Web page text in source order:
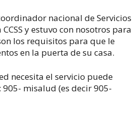
nacional de Servicios
y estuvo con nosotros para
los requisitos para que le
en la puerta de su casa.
necesita el servicio puede
misalud (es decir 905-